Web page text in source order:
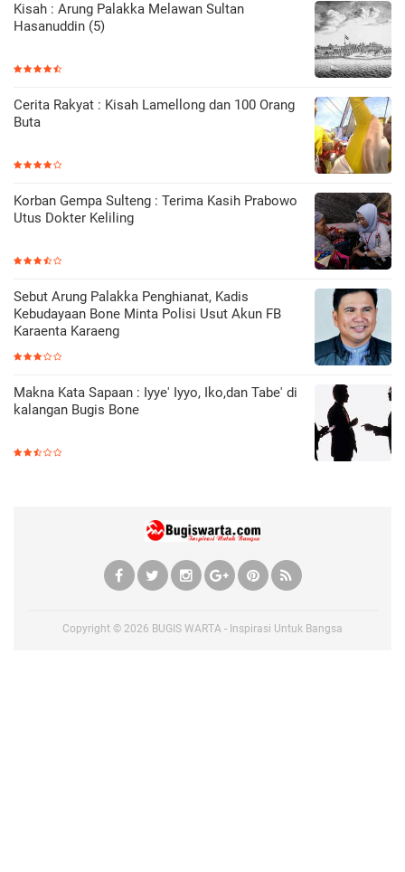
Kisah : Arung Palakka Melawan Sultan
Hasanuddin (5)
Cerita Rakyat : Kisah Lamellong dan 100 Orang
Buta
Korban Gempa Sulteng : Terima Kasih Prabowo
Utus Dokter Keliling
Sebut Arung Palakka Penghianat, Kadis
Kebudayaan Bone Minta Polisi Usut Akun FB
Karaenta Karaeng
Makna Kata Sapaan : Iyye' Iyyo, Iko,dan Tabe' di
kalangan Bugis Bone
Copyright © 2026 BUGIS WARTA - Inspirasi Untuk Bangsa